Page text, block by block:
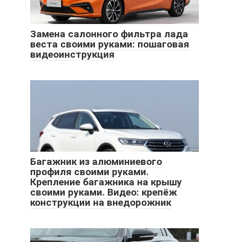
Замена салонного фильтра лада
веста своими руками: пошаговая
видеоинструкция
Багажник из алюминиевого
профиля своими руками.
Крепление багажника на крышу
своими руками. Видео: крепёж
конструкции на внедорожник